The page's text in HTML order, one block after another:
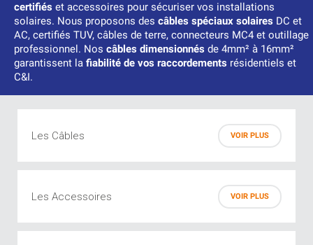
certifiés et accessoires pour sécuriser vos installations
solaires. Nous proposons des câbles spéciaux solaires DC et
AC, certifiés TUV, câbles de terre, connecteurs MC4 et outillage
professionnel. Nos câbles dimensionnés de 4mm² à 16mm²
garantissent la fiabilité de vos raccordements résidentiels et
C&I.
Les Câbles VOIR PLUS
Câbles de puissance
Câbles de terre
Les Accessoires VOIR PLUS